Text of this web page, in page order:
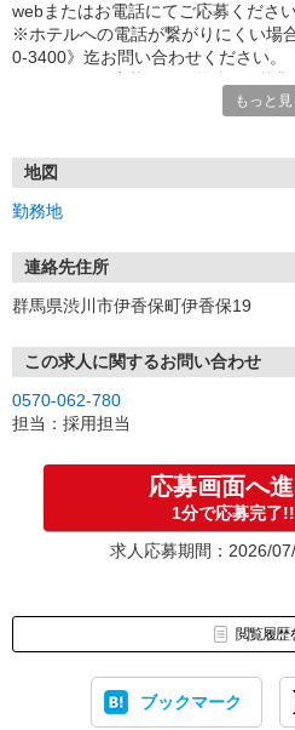
webまたはお電話にてご応募ください
※ホテルへの電話が繋がりにくい場
0-3400》迄お問い合わせください。
もっと見
地図
勤務地
連絡先住所
群馬県渋川市伊香保町伊香保19
この求人に関するお問い合わせ
0570-062-780
担当：採用担当
応募画面へ
1分で応募完了!!
求人応募期間：2026/
閲覧履歴
ブックマーク